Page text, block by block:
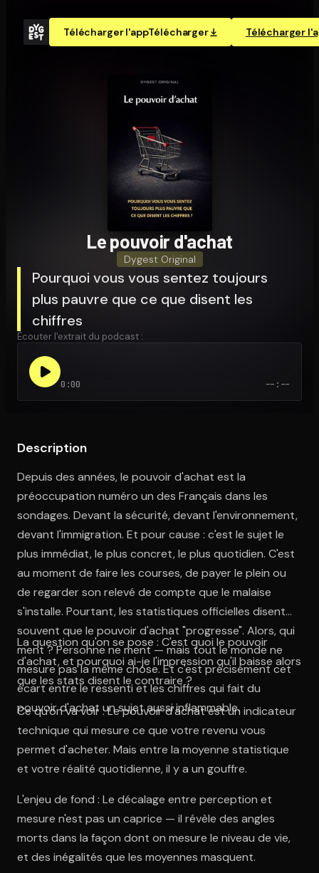
Télécharger l'appTélécharger Télécharger
Ouvre l'app Appareil photo, pointe sur le code. C'est gratuit à
Le pouvoir d'achat
Dygest Original
Pourquoi vous vous sentez toujours
plus pauvre que ce que disent les
chiffres
Écouter l'extrait du podcast :
0:00 --:--
Description
Depuis des années, le pouvoir d'achat est la
préoccupation numéro un des Français dans les
sondages. Devant la sécurité, devant l'environnement,
devant l'immigration. Et pour cause : c'est le sujet le
plus immédiat, le plus concret, le plus quotidien. C'est
au moment de faire les courses, de payer le plein ou
de regarder son relevé de compte que le malaise
s'installe. Pourtant, les statistiques officielles disent
souvent que le pouvoir d'achat "progresse". Alors, qui
ment ? Personne ne ment — mais tout le monde ne
mesure pas la même chose. Et c'est précisément cet
écart entre le ressenti et les chiffres qui fait du
pouvoir d'achat un sujet aussi inflammable.
La question qu'on se pose : C'est quoi le pouvoir
d'achat, et pourquoi ai-je l'impression qu'il baisse alors
que les stats disent le contraire ?
Ce qu'on va voir : Le pouvoir d'achat est un indicateur
technique qui mesure ce que votre revenu vous
permet d'acheter. Mais entre la moyenne statistique
et votre réalité quotidienne, il y a un gouffre.
L'enjeu de fond : Le décalage entre perception et
mesure n'est pas un caprice — il révèle des angles
morts dans la façon dont on mesure le niveau de vie,
et des inégalités que les moyennes masquent.